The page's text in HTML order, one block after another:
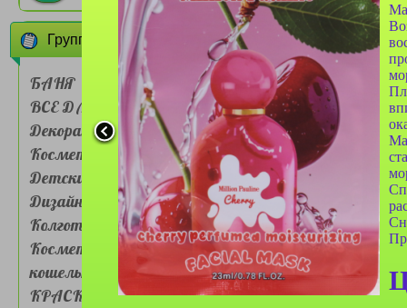
Группы товаров
БАНЯ
ВСЕ ДЛЯ ДОМА
Декоративная
Косметика
Детские товары
Дизайн для ногтей
Колготки, носочки
Косметички, сумочки,
кошельки
КРАСКА ДЛЯ ВОЛОС
Сумочка для ланч-бокса
Farres №BDH 001 двух
слойная Мультяшные
животные
1